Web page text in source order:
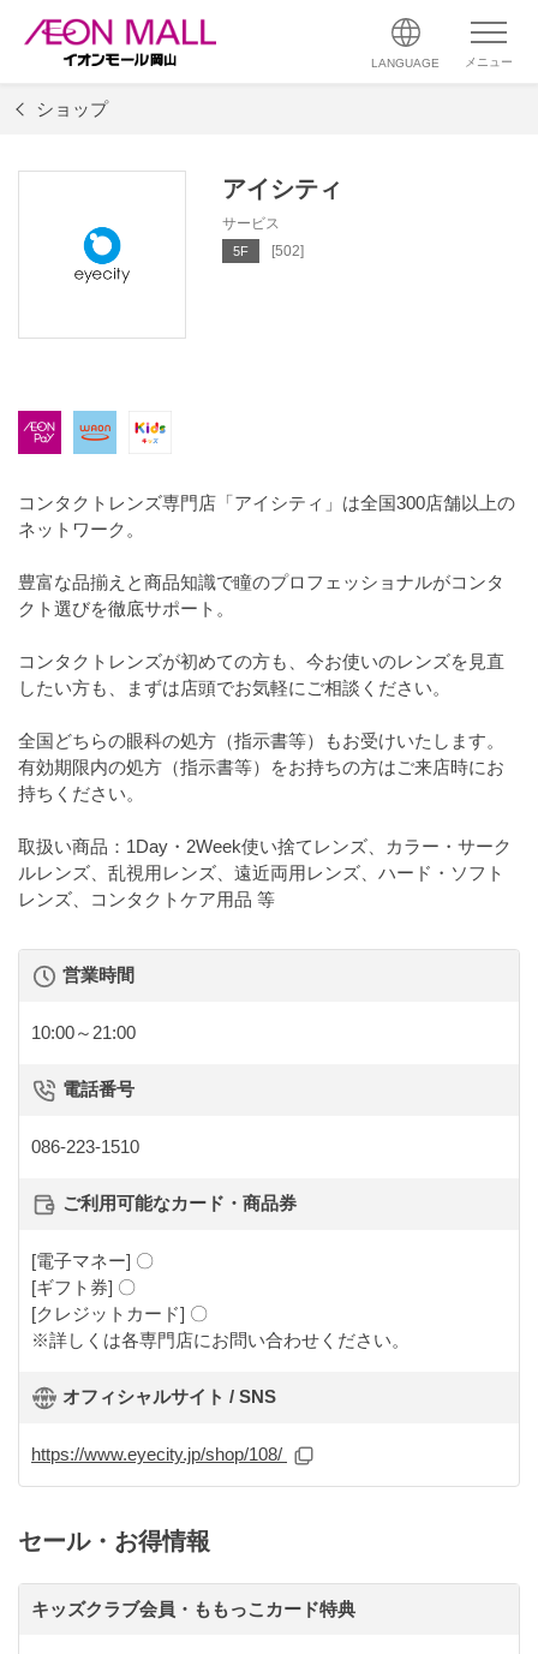
LANGUAGE メニュー
ショップ
アイシティ
サービス
5F [502]
コンタクトレンズ専門店「アイシティ」は全国300店舗以上の
ネットワーク。
豊富な品揃えと商品知識で瞳のプロフェッショナルがコンタ
クト選びを徹底サポート。
コンタクトレンズが初めての方も、今お使いのレンズを見直
したい方も、まずは店頭でお気軽にご相談ください。
全国どちらの眼科の処方（指示書等）もお受けいたします。
有効期限内の処方（指示書等）をお持ちの方はご来店時にお
持ちください。
取扱い商品：1Day・2Week使い捨てレンズ、カラー・サーク
ルレンズ、乱視用レンズ、遠近両用レンズ、ハード・ソフト
レンズ、コンタクトケア用品 等
営業時間
10:00～21:00
電話番号
086-223-1510
ご利用可能なカード・商品券
[電子マネー] 〇
[ギフト券] 〇
[クレジットカード] 〇
※詳しくは各専門店にお問い合わせください。
オフィシャルサイト / SNS
https://www.eyecity.jp/shop/108/
セール・お得情報
キッズクラブ会員・ももっこカード特典